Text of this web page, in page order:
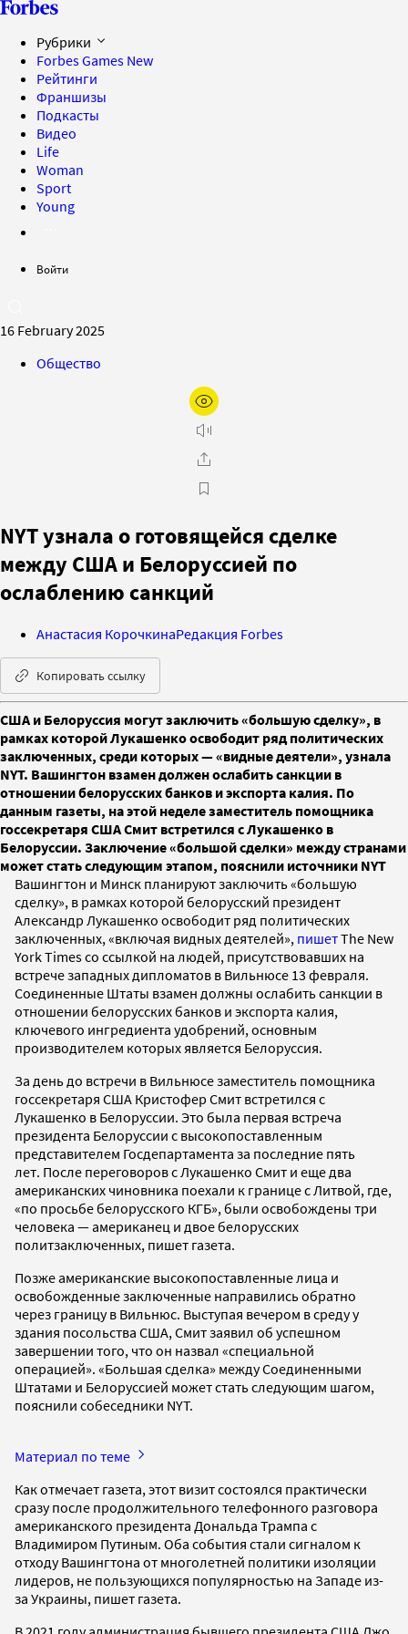
Рубрики
Forbes Games New
Рейтинги
Франшизы
Подкасты
Видео
Life
Woman
Sport
Young
Войти
16 February 2025
Общество
NYT узнала о готовящейся сделке
между США и Белоруссией по
ослаблению санкций
Анастасия КорочкинаРедакция Forbes
Копировать ссылку
США и Белоруссия могут заключить «большую сделку», в
рамках которой Лукашенко освободит ряд политических
заключенных, среди которых — «видные деятели», узнала
NYT. Вашингтон взамен должен ослабить санкции в
отношении белорусских банков и экспорта калия. По
данным газеты, на этой неделе заместитель помощника
госсекретаря США Смит встретился с Лукашенко в
Белоруссии. Заключение «большой сделки» между странами
может стать следующим этапом, пояснили источники NYT
Вашингтон и Минск планируют заключить «большую
сделку», в рамках которой белорусский президент
Александр Лукашенко освободит ряд политических
заключенных, «включая видных деятелей», пишетThe New
York Times со ссылкой на людей, присутствовавших на
встрече западных дипломатов в Вильнюсе 13 февраля.
Соединенные Штаты взамен должны ослабить санкции в
отношении белорусских банков и экспорта калия,
ключевого ингредиента удобрений, основным
производителем которых является Белоруссия.
За день до встречи в Вильнюсе заместитель помощника
госсекретаря США Кристофер Смит встретился с
Лукашенко в Белоруссии. Это была первая встреча
президента Белоруссии с высокопоставленным
представителем Госдепартамента за последние пять
лет. После переговоров с Лукашенко Смит и еще два
американских чиновника поехали к границе с Литвой, где,
«по просьбе белорусского КГБ», были освобождены три
человека — американец и двое белорусских
политзаключенных, пишет газета.
Позже американские высокопоставленные лица и
освобожденные заключенные направились обратно
через границу в Вильнюс. Выступая вечером в среду у
здания посольства США, Смит заявил об успешном
завершении того, что он назвал «специальной
операцией». «Большая сделка» между Соединенными
Штатами и Белоруссией может стать следующим шагом,
пояснили собеседники NYT.
Материал по теме
Как отмечает газета, этот визит состоялся практически
сразу после продолжительного телефонного разговора
американского президента Дональда Трампа с
Владимиром Путиным. Оба события стали сигналом к
отходу Вашингтона от многолетней политики изоляции
лидеров, не пользующихся популярностью на Западе из-
за Украины, пишет газета.